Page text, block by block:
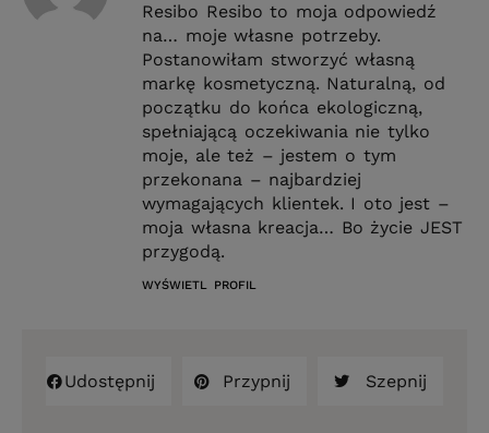
Resibo Resibo to moja odpowiedź
na… moje własne potrzeby.
Postanowiłam stworzyć własną
markę kosmetyczną. Naturalną, od
początku do końca ekologiczną,
spełniającą oczekiwania nie tylko
moje, ale też – jestem o tym
przekonana – najbardziej
wymagających klientek. I oto jest –
moja własna kreacja… Bo życie JEST
przygodą.
WYŚWIETL PROFIL
Udostępnij Przypnij Szepnij